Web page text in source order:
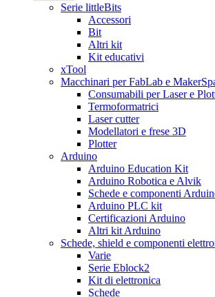
Serie littleBits
Accessori
Bit
Altri kit
Kit educativi
xTool
Macchinari per FabLab e
Consumabili per Laser e
Termoformatrici
Laser cutter
Modellatori e frese 3D
Plotter
Arduino
Arduino Education Kit
Arduino Robotica e Alvik
Schede e componenti
Arduino PLC kit
Certificazioni Arduino
Altri kit Arduino
Schede, shield e componenti
Varie
Serie Eblock2
Kit di elettronica
Schede